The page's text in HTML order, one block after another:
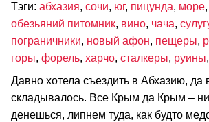
Тэги: абхазия, сочи, юг, пицунда, море,
обезьяний питомник, вино, чача,
пограничники, новый афон, пещеры,
горы, форель, харчо, сталкеры, руины,
Давно хотела съездить в Абхазию, да
складывалось. Все Крым да Крым –
денешься, липнем туда, как будто